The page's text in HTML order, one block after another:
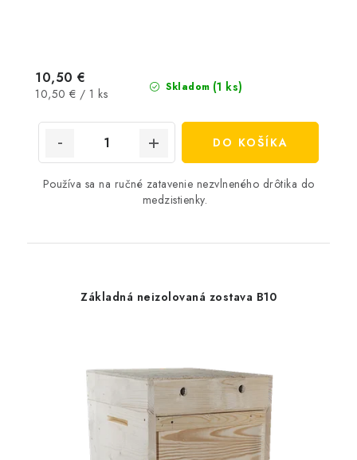
Skladom (1 ks)
10,50 €
Jednotková
10,50 € / 1 ks
DO KOŠÍKA
Používa sa na ručné zatavenie nezvlneného drôtika do
medzistienky.
Základná neizolovaná zostava B10